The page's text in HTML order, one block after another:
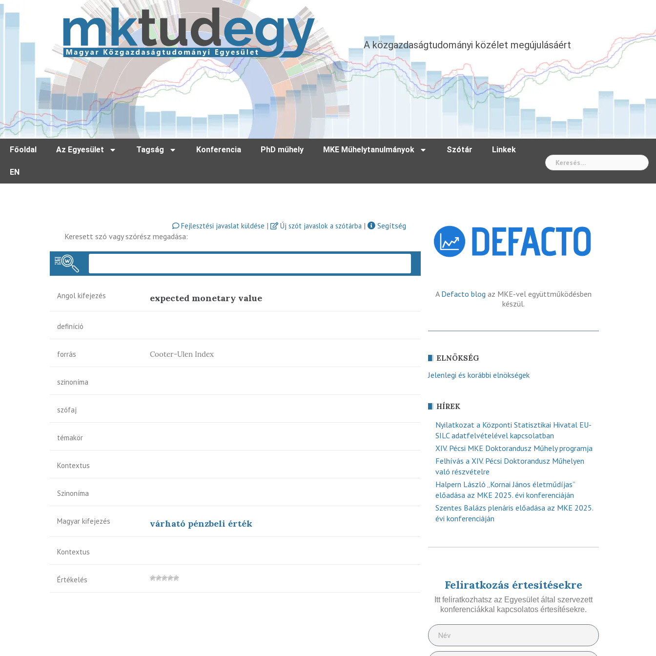
A közgazdaságtudományi közélet megújulásáért
Főoldal Az Egyesület Tagság Konferencia PhD műhely MKE Műhelytanulmányok Szótár Linkek
EN
Fejlesztési javaslat küldése | Új szót javaslok a szótárba |
Segítség
Keresett szó vagy szórész megadása:
Angol kifejezés expected monetary value
definíció
forrás Cooter-Ulen Index
szinoníma
szófaj
témakör
Kontextus
Szinoníma
Magyar kifejezés várható pénzbeli érték
Kontextus
Értékelés
A Defacto blog az MKE-vel együttműködésben
készül.
ELNÖKSÉG
Jelenlegi és korábbi elnökségek
HÍREK
Nyilatkozat a Központi Statisztikai Hivatal EU-
SILC adatfelvételével kapcsolatban
XIV. Pécsi MKE Doktorandusz Műhely programja
Felhívás a XIV. Pécsi Doktorandusz Műhelyen
való részvételre
Halpern László „Kornai János életműdíjas”
előadása az MKE 2025. évi konferenciáján
Szentes Balázs plenáris előadása az MKE 2025.
évi konferenciáján
Feliratkozás értesítésekre
Itt feliratkozhatsz az Egyesület által szervezett
konferenciákkal kapcsolatos értesítésekre.